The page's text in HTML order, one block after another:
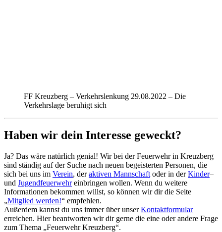
FF Kreuzberg – Verkehrslenkung 29.08.2022 – Die
Verkehrslage beruhigt sich
Haben wir dein Interesse geweckt?
Ja? Das wäre natürlich genial! Wir bei der Feuerwehr in Kreuzberg
sind ständig auf der Suche nach neuen begeisterten Personen, die
sich bei uns im Verein, deraktiven Mannschaft oder in derKinder–
und Jugendfeuerwehreinbringen wollen. Wenn du weitere
Informationen bekommen willst, so können wir dir die Seite
„Mitglied werden!“ empfehlen.
Außerdem kannst du uns immer über unserKontaktformular
erreichen. Hier beantworten wir dir gerne die eine oder andere Frage
zum Thema „Feuerwehr Kreuzberg“.